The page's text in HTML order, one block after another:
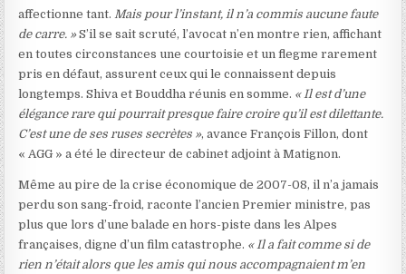
affectionne tant.Mais pour l’instant, il n’a commis aucune faute
de carre. »S’il se sait scruté, l’avocat n’en montre rien, affichant
en toutes circonstances une courtoisie et un flegme rarement
pris en défaut, assurent ceux qui le connaissent depuis
longtemps. Shiva et Bouddha réunis en somme. « Il est d’une
élégance rare qui pourrait presque faire croire qu’il est dilettante.
C’est une de ses ruses secrètes », avance François Fillon, dont
« AGG » a été le directeur de cabinet adjoint à Matignon.
Même au pire de la crise économique de 2007-08, il n’a jamais
perdu son sang-froid, raconte l’ancien Premier ministre, pas
plus que lors d’une balade en hors-piste dans les Alpes
françaises, digne d’un film catastrophe. « Il a fait comme si de
rien n’était alors que les amis qui nous accompagnaient m’en